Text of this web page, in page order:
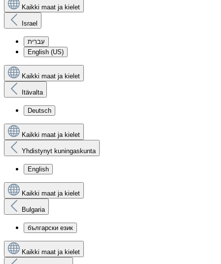
Kaikki maat ja kielet
Israel
עִברִית
English (US)
Kaikki maat ja kielet
Itävalta
Deutsch
Kaikki maat ja kielet
Yhdistynyt kuningaskunta
English
Kaikki maat ja kielet
Bulgaria
български език
Kaikki maat ja kielet